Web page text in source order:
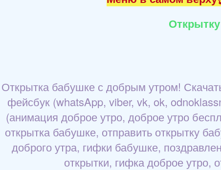
Открытка бабушке с добрым утром!
фейсбук (whatsApp, viber, vk, ok,
(анимация доброе утро, доброе утро
открытка бабушке, отправить открытку
доброго утра, гифки бабушке,
открытки, гифка доброе утро,